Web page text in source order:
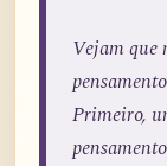
Vejam que
Primeiro,